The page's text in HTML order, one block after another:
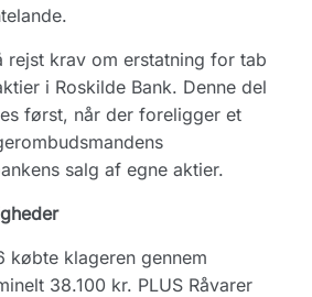
rejst krav om erstatning for tab
i Roskilde Bank. Denne del
først, når der foreligger et
salg af egne aktier.
købte klageren gennem
38.100 kr. PLUS Råvarer